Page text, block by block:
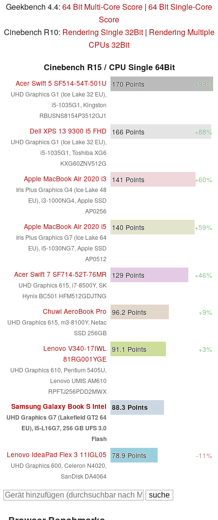
Geekbench 4.4: 64 Bit Multi-Core Score | 64 Bit Single-Core
Score
Cinebench R10: Rendering Single 32Bit| Rendering Multiple
CPUs 32Bit
Cinebench R15 / CPU Single 64Bit
Acer Swift 5 SF514-54T-501U
UHD Graphics G1 (Ice Lake 32 EU),
i5-1035G1, Kingston
RBUSNS8154P3512GJ1
170 Points +93%
Dell XPS 13 9300 i5 FHD
UHD Graphics G1 (Ice Lake 32 EU),
i5-1035G1, Toshiba XG6
KXG60ZNV512G
166 Points +88%
Apple MacBook Air 2020 i3
Iris Plus Graphics G4 (Ice Lake 48
EU), i3-1000NG4, Apple SSD
AP0256
141 Points +60%
Apple MacBook Air 2020 i5
Iris Plus Graphics G7 (Ice Lake 64
EU), i5-1030NG7, Apple SSD
AP0512
140 Points +59%
Acer Swift 7 SF714-52T-76MR
UHD Graphics 615, i7-8500Y, SK
Hynix BC501 HFM512GDJTNG
129 Points +46%
Chuwi AeroBook Pro
UHD Graphics 615, m3-8100Y, Netac
SSD 256GB
96.2 Points +9%
Lenovo V340-17IWL
81RG001YGE
UHD Graphics 610, Pentium 5405U,
Lenovo UMIS AM610
RPFTJ256PDD2MWX
91.1 Points +3%
Samsung Galaxy Book S Intel
UHD Graphics G7 (Lakefield GT2 64
EU), i5-L16G7, 256 GB UFS 3.0
Flash
88.3 Points
Lenovo IdeaPad Flex 3 11IGL05
UHD Graphics 600, Celeron N4020,
SanDisk DA4064
78.9 Points -11%